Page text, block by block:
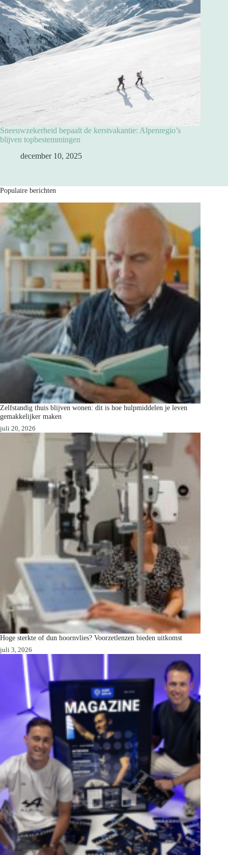
Sneeuwzekerheid bepaalt de kerstvakantie: Alpenregio’s
blijven topbestemmingen
december 10, 2025
Populaire berichten
Zelfstandig thuis blijven wonen: dit is hoe hulpmiddelen je leven
gemakkelijker maken
juli 20, 2026
Hoge sterkte of dun hoornvlies? Voorzetlenzen bieden uitkomst
juli 3, 2026